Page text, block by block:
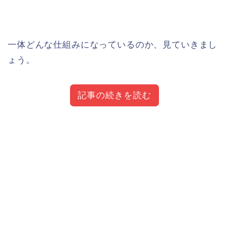
一体どんな仕組みになっているのか、見ていきまし
ょう。
記事の続きを読む